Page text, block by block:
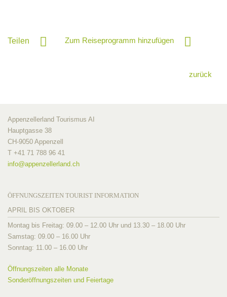
Teilen Zum Reiseprogramm hinzufügen
zurück
Appenzellerland Tourismus AI
Hauptgasse 38
CH-9050 Appenzell
T +41 71 788 96 41
info@appenzellerland.ch
ÖFFNUNGSZEITEN TOURIST INFORMATION
APRIL BIS OKTOBER
Montag bis Freitag: 09.00 – 12.00 Uhr und 13.30 – 18.00 Uhr
Samstag: 09.00 – 16.00 Uhr
Sonntag: 11.00 – 16.00 Uhr
Öffnungszeiten alle Monate
Sonderöffnungszeiten und Feiertage